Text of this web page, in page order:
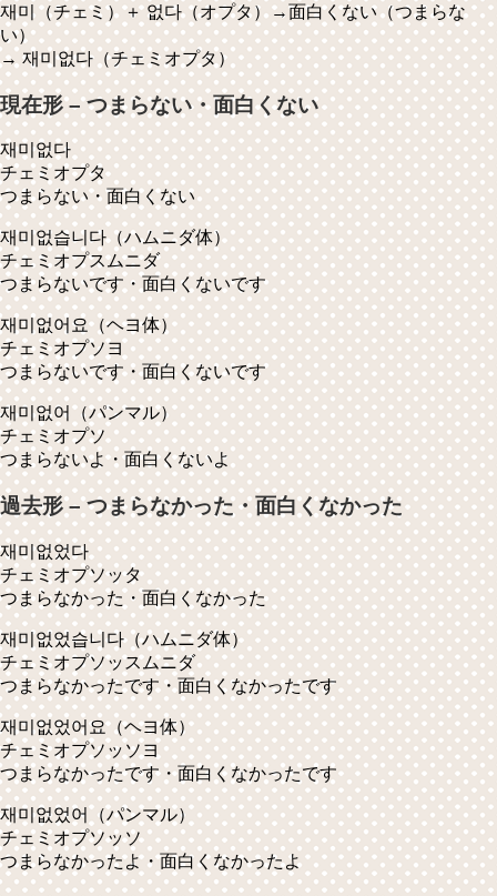
재미（チェミ）＋ 없다（オプタ）→面白くない（つまらな
い）
→ 재미없다（チェミオプタ）
現在形 – つまらない・面白くない
재미없다
チェミオプタ
つまらない・面白くない
재미없습니다（ハムニダ体）
チェミオプスムニダ
つまらないです・面白くないです
재미없어요（ヘヨ体）
チェミオプソヨ
つまらないです・面白くないです
재미없어 （パンマル）
チェミオプソ
つまらないよ・面白くないよ
過去形 – つまらなかった・面白くなかった
재미없었다
チェミオプソッタ
つまらなかった・面白くなかった
재미없었습니다（ハムニダ体）
チェミオプソッスムニダ
つまらなかったです・面白くなかったです
재미없었어요（ヘヨ体）
チェミオプソッソヨ
つまらなかったです・面白くなかったです
재미없었어 （パンマル）
チェミオプソッソ
つまらなかったよ・面白くなかったよ